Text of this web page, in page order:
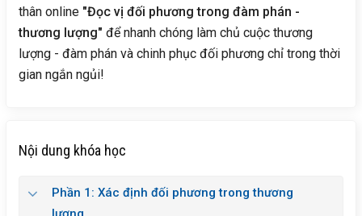
thân online "Đọc vị đối phương trong đàm phán -
thương lượng" để nhanh chóng làm chủ cuộc thương
lượng - đàm phán và chinh phục đối phương chỉ trong thời
gian ngắn ngủi!
Nội dung khóa học
Phần 1: Xác định đối phương trong thương